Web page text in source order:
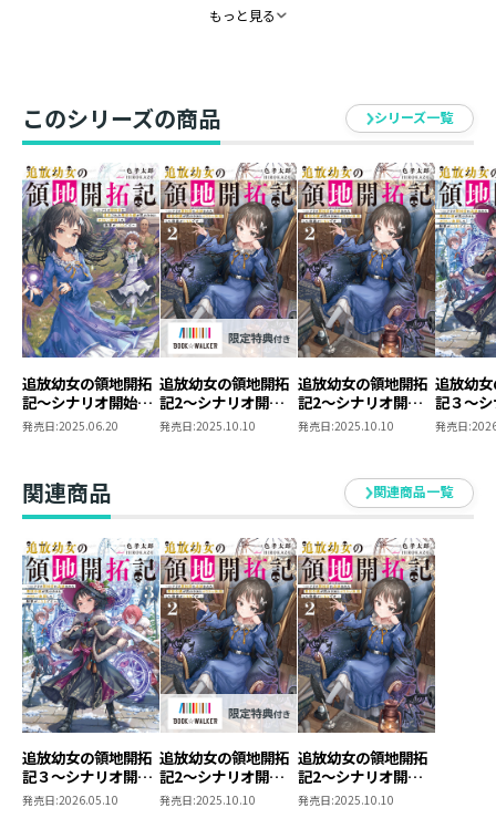
だが、飢える民を見て、幼い令嬢は不敵に微笑む。
相性ばつぐん！ ゾンビの魂を浄化、蔓延る魔物を従順
なスケルトンに変えると、農地開墾に防壁や街道の建設
と、やりたい放題改革を推し進めていく。
闇の力による好き放題の開拓は、未開の地を国中にその
名を轟かす都市へ変えていき……？ 最凶幼女の大逆転
領地発展ファンタジー！
もっと見る
このシリーズの商品 シリーズ一覧
追放幼女の領地開拓
記～シナリオ開始前
に追放された悪役令
嬢が民のためにやり
発売日:2025.06.20
追放幼女の領地開拓
記2～シナリオ開始
前に追放された悪役
令嬢が民のためにや
電子書籍限定SS付
き】
発売日:2025.10.10
追放幼女の領地開拓
記2～シナリオ開始
前に追放された悪役
令嬢が民のためにや
がこちらです～
発売日:2025.10.10
追放幼
記３～
前に追
令嬢が
がこち
発売日:
関連商品 関連商品一覧
追放幼女の領地開拓
記３～シナリオ開始
前に追放された悪役
発売日:2026.05.10
追放幼女の領地開拓
記2～シナリオ開始
前に追放された悪役
発売日:2025.10.10
追放幼女の領地開拓
記2～シナリオ開始
前に追放された悪役
発売日:2025.10.10